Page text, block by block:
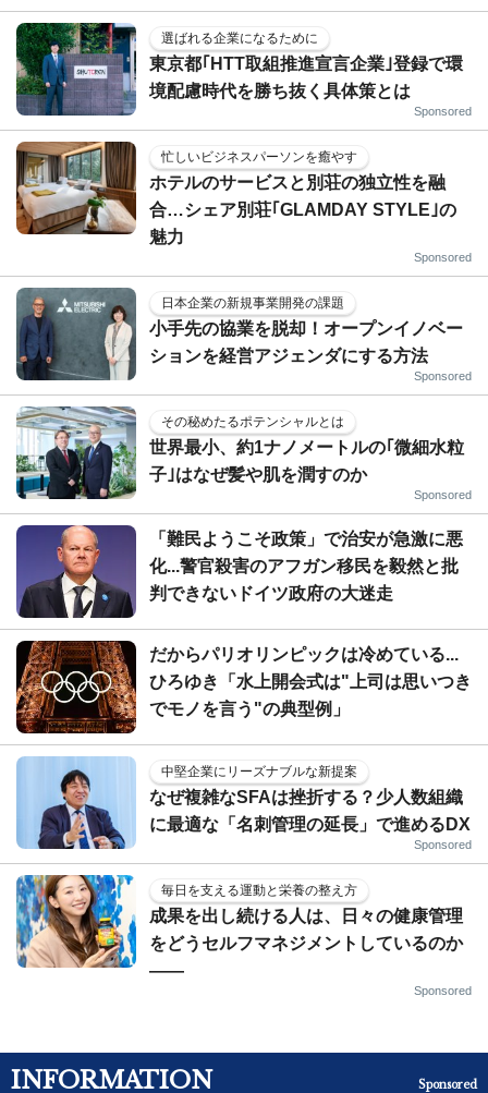
選ばれる企業になるために
東京都｢HTT取組推進宣言企業｣登録で環
境配慮時代を勝ち抜く具体策とは
Sponsored
忙しいビジネスパーソンを癒やす
ホテルのサービスと別荘の独立性を融
合…シェア別荘｢GLAMDAY STYLE｣の
魅力
Sponsored
日本企業の新規事業開発の課題
小手先の協業を脱却！オープンイノベー
ションを経営アジェンダにする方法
Sponsored
その秘めたるポテンシャルとは
世界最小、約1ナノメートルの｢微細水粒
子｣はなぜ髪や肌を潤すのか
Sponsored
「難民ようこそ政策」で治安が急激に悪
化...警官殺害のアフガン移民を毅然と批
判できないドイツ政府の大迷走
だからパリオリンピックは冷めている...
ひろゆき「水上開会式は"上司は思いつき
でモノを言う"の典型例」
中堅企業にリーズナブルな新提案
なぜ複雑なSFAは挫折する？少人数組織
に最適な「名刺管理の延長」で進めるDX
Sponsored
毎日を支える運動と栄養の整え方
成果を出し続ける人は、日々の健康管理
をどうセルフマネジメントしているのか
——
Sponsored
INFORMATION Sponsored